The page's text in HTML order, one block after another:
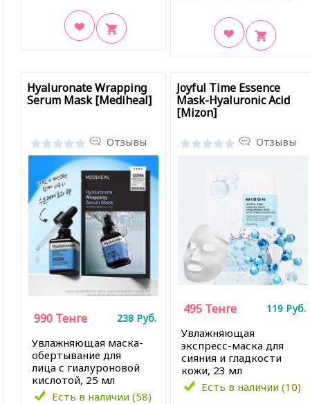
Hyaluronate Wrapping
Serum Mask [Mediheal]
Отзывы
Увлажняющая маска-
обертывание для
лица с гиалуроновой
кислотой, 25 мл
Есть в наличии (58)
990 Тенге 238 Руб.
Joyful Time Essence
Mask-Hyaluronic Acid
[Mizon]
Отзывы
Увлажняющая
экспресс-маска для
сияния и гладкости
кожи, 23 мл
Есть в наличии (10)
495 Тенге 119 Руб.